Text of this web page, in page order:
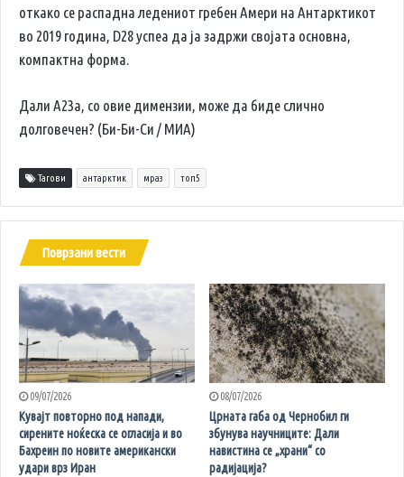
откако се распадна ледениот гребен Амери на Антарктикот
во 2019 година, D28 успеа да ја задржи својата основна,
компактна форма.
Дали A23a, со овие димензии, може да биде слично
долговечен? (Би-Би-Си / МИА)
Тагови антарктик мраз топ5
Поврзани вести
09/07/2026
Кувајт повторно под напади,
сирените ноќеска се огласија и во
Бахреин по новите американски
удари врз Иран
08/07/2026
Црната габа од Чернобил ги
збунува научниците: Дали
навистина се „храни“ со
радијација?